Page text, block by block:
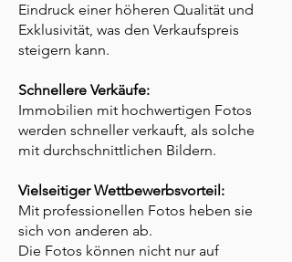
Eindruck einer höheren Qualität und
Exklusivität, was den Verkaufspreis
steigern kann.
Schnellere Verkäufe:
Immobilien mit hochwertigen Fotos
werden schneller verkauft, als solche
mit durchschnittlichen Bildern.
Vielseitiger Wettbewerbsvorteil:
Mit professionellen Fotos heben sie
sich von anderen ab.
Die Fotos können nicht nur auf